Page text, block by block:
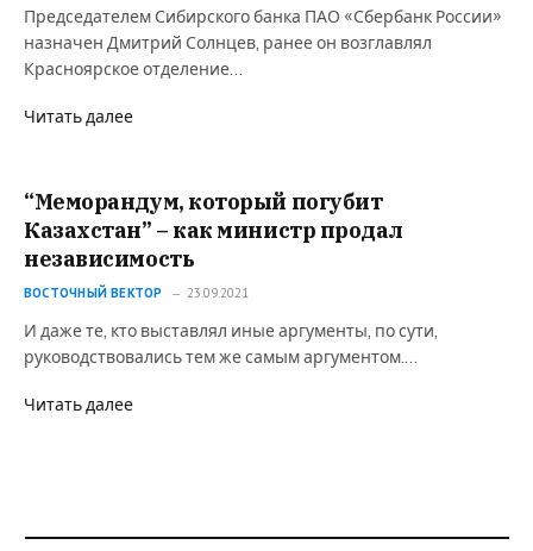
Председателем Сибирского банка ПАО «Сбербанк России»
назначен Дмитрий Солнцев, ранее он возглавлял
Красноярское отделение…
Читать далее
“Меморандум, который погубит
Казахстан” – как министр продал
независимость
ВОСТОЧНЫЙ ВЕКТОР 23.09.2021
И даже те, кто выставлял иные аргументы, по сути,
руководствовались тем же самым аргументом.…
Читать далее